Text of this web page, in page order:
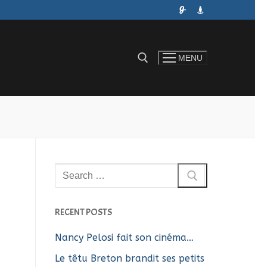
MENU
Rechercher
:
RECENT POSTS
Nancy Pelosi fait son cinéma…
Le têtu Breton brandit ses petits